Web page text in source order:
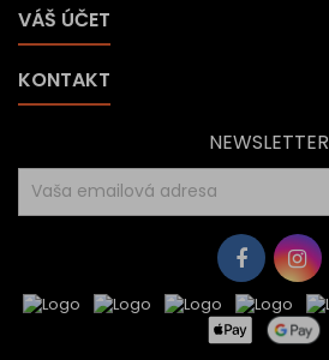
VÁŠ ÚČET
KONTAKT
NEWSLETTER